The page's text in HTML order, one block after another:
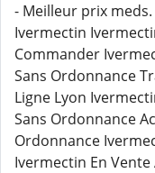
- Meilleur prix
Ivermectin
Commander
Sans Ordonnance
Ligne Lyon
Sans Ordonnance
Ordonnance
Ivermectin En